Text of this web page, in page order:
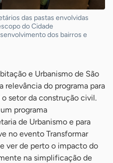
das pastas envolvidas
do Cidade
dos bairros e
e Urbanismo de São
relevância do programa para
setor da construção civil.
programa
de Urbanismo e para
no evento Transformar
ver de perto o impacto do
na simplificação de